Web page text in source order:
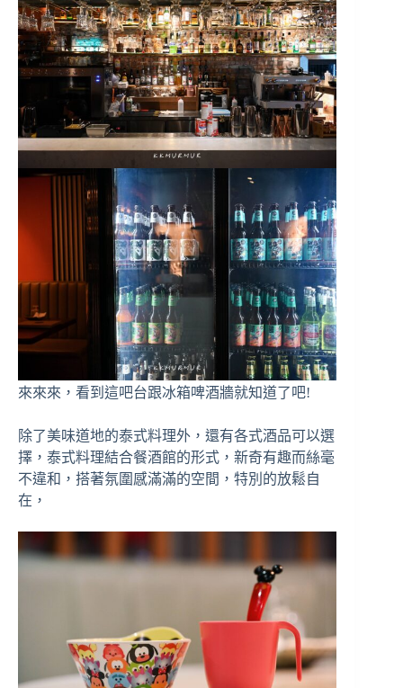
來來來，看到這吧台跟冰箱啤酒牆就知道了吧!
除了美味道地的泰式料理外，還有各式酒品可以選
擇，泰式料理結合餐酒館的形式，新奇有趣而絲毫
不違和，搭著氛圍感滿滿的空間，特別的放鬆自
在，